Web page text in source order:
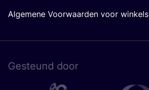
Algemene Voorwaarden voor winkels
Gesteund door